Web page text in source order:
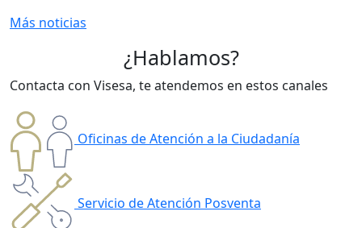
Más noticias
¿Hablamos?
Contacta con Visesa, te atendemos en estos canales
Oficinas de Atención a la Ciudadanía
Servicio de Atención Posventa